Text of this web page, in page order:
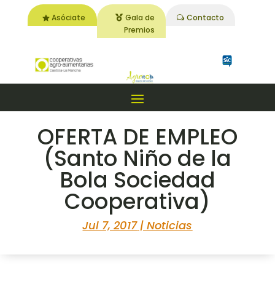
Asóciate
Gala de
Premios
Contacto
OFERTA DE EMPLEO
(Santo Niño de la
Bola Sociedad
Cooperativa)
Jul 7, 2017|Noticias